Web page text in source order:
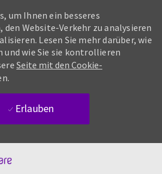
um Ihnen ein besseres
Website-Verkehr zu analysieren
Lesen Sie mehr darüber, wie
und wie Sie sie kontrollieren
Seite mit den Cookie-
Erlauben